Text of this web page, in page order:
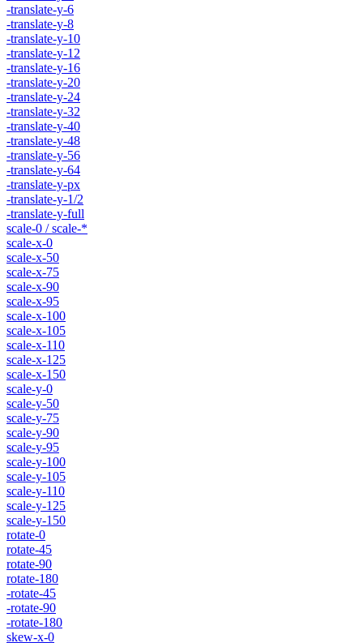
-translate-y-6
-translate-y-8
-translate-y-10
-translate-y-12
-translate-y-16
-translate-y-20
-translate-y-24
-translate-y-32
-translate-y-40
-translate-y-48
-translate-y-56
-translate-y-64
-translate-y-px
-translate-y-1/2
-translate-y-full
scale-0 / scale-*
scale-x-0
scale-x-50
scale-x-75
scale-x-90
scale-x-95
scale-x-100
scale-x-105
scale-x-110
scale-x-125
scale-x-150
scale-y-0
scale-y-50
scale-y-75
scale-y-90
scale-y-95
scale-y-100
scale-y-105
scale-y-110
scale-y-125
scale-y-150
rotate-0
rotate-45
rotate-90
rotate-180
-rotate-45
-rotate-90
-rotate-180
skew-x-0